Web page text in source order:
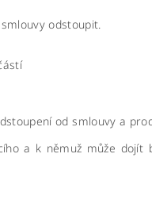
odstoupit.
od smlouvy a
a k němuž může